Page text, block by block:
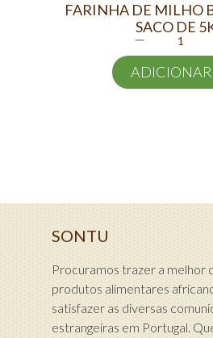
FARINHA DE MILHO
SACO DE
ADICIONAR
SONTU
Procuramos trazer a melhor
produtos alimentares
satisfazer as diversas
estrangeiras em Portugal.